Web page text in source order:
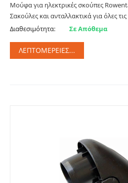
Μούφα για ηλεκτρικές σκούπες
Σακούλες και ανταλλακτικά για όλες
Διαθεσιμότητα:
Σε Απόθεμα
ΛΕΠΤΟΜΈΡΕΙΕΣ...